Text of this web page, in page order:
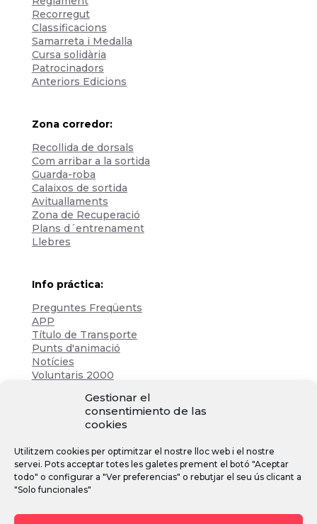
Gestionar el
consentimiento de las
cookies
Utilitzem cookies per optimitzar el nostre lloc web i el nostre
servei. Pots acceptar totes les galetes prement el botó "Aceptar
todo" o configurar a "Ver preferencias" o rebutjar el seu ús clicant a
"Solo funcionales"
Recorregut
Classificacions
Samarreta i Medalla
Cursa solidària
Patrocinadors
Anteriors Edicions
Zona corredor:
Recollida de dorsals
Com arribar a la sortida
Guarda-roba
Calaixos de sortida
Avituallaments
Zona de Recuperació
Plans d´entrenament
Llebres
Info práctica:
Preguntes Freqüents
APP
Título de Transporte
Punts d'animació
Notícies
Voluntaris 2000
Zona de prensa:
Acreditacions
Inscripcions
Notícies
InstagramFacebook YouTube